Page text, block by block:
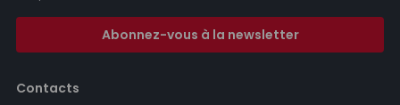
Abonnez-vous à la newsletter
Contacts